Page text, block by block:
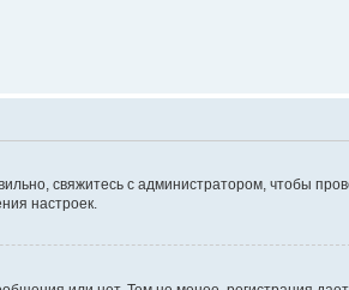
свяжитесь с администратором, чтобы
настроек.